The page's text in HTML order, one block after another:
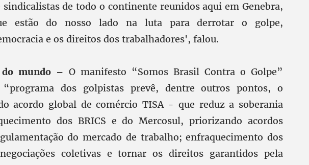
sindicalistas de todo o continente reunidos aqui em Genebra,
estão do nosso lado na luta para derrotar o golpe,
e os direitos dos trabalhadores', falou.
mundo – O manifesto “Somos Brasil Contra o Golpe”
dos golpistas prevê, dentre outros pontos, o
acordo global de comércio TISA - que reduz a soberania
dos BRICS e do Mercosul, priorizando acordos
do mercado de trabalho; enfraquecimento dos
coletivas e tornar os direitos garantidos pela